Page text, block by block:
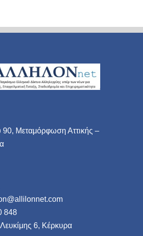
90, Μεταμόρφωση Αττικής –
848
6, Κέρκυρα